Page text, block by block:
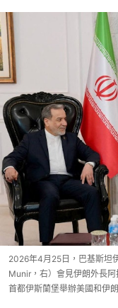
2026年4月25日，巴基斯坦
Munir，右）會見伊朗外長
首都伊斯蘭堡舉辦美國和伊